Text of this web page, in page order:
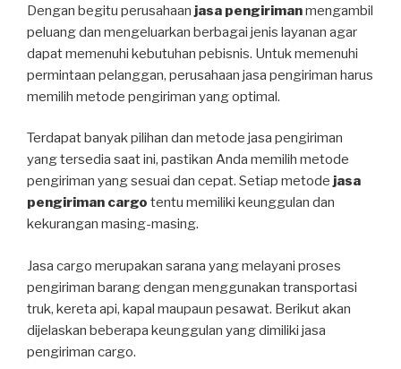
Dengan begitu perusahaan jasa pengirimanmengambil
peluang dan mengeluarkan berbagai jenis layanan agar
dapat memenuhi kebutuhan pebisnis. Untuk memenuhi
permintaan pelanggan, perusahaan jasa pengiriman harus
memilih metode pengiriman yang optimal.
Terdapat banyak pilihan dan metode jasa pengiriman
yang tersedia saat ini, pastikan Anda memilih metode
pengiriman yang sesuai dan cepat. Setiap metode jasa
pengiriman cargo tentu memiliki keunggulan dan
kekurangan masing-masing.
Jasa cargo merupakan sarana yang melayani proses
pengiriman barang dengan menggunakan transportasi
truk, kereta api, kapal maupaun pesawat. Berikut akan
dijelaskan beberapa keunggulan yang dimiliki jasa
pengiriman cargo.